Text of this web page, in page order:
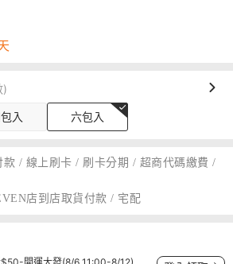
)
入 六包入
款 / 線上刷卡 / 刷卡分期 / 超商代碼繳費 /
店到店取貨付款 / 宅配